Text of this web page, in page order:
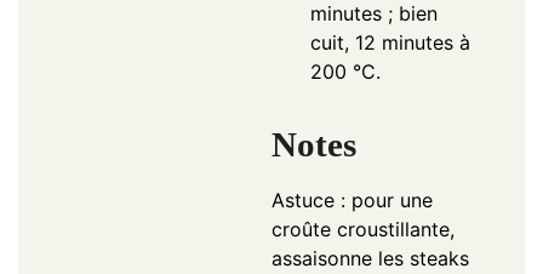
minutes ; bien
cuit, 12 minutes à
200 °C.
Notes
Astuce : pour une
croûte croustillante,
assaisonne les steaks